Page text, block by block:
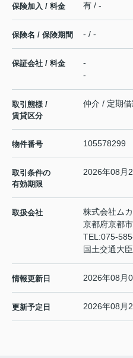
保険加入 / 料金 有 / -
保険名 / 保険期間 - / -
保証会社 / 料金
-
-
取引態様 /
賃貸区分
仲介 / 定期
物件番号 105578299
取引条件の
有効期限
2026年08月
取扱会社
株式会社ム
京都府京都
TEL:075-
国土交通大
情報更新日 2026年08月
更新予定日 2026年08月